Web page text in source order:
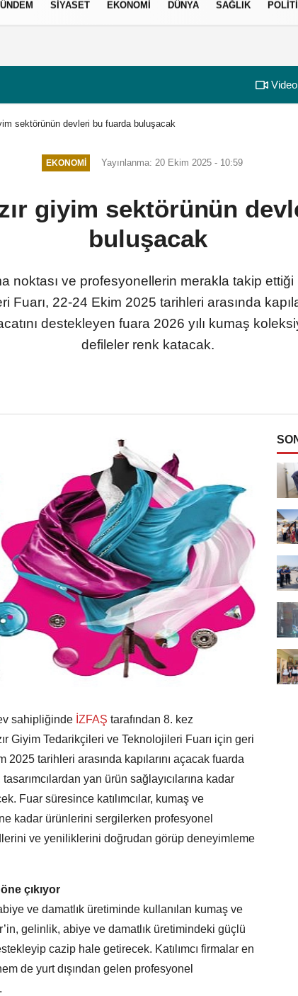
SIYASET EKONOMI DÜNYA SAĞLIK
sektörünün devleri bu fuarda buluşacak
EKONOMI Yayınlanma: 20 Ekim 2025 - 10:59
giyim sektörünün
buluşacak
noktası ve profesyonellerin merakla takip
Fuarı, 22-24 Ekim 2025 tarihleri arasında
destekleyen fuara 2026 yılı kumaş
defileler renk katacak.
sahipliğinde İZFAŞ tarafından 8. kez
Giyim Tedarikçileri ve Teknolojileri Fuarı için geri
2025 tarihleri arasında kapılarını açacak fuarda
yan ürün sağlayıcılarına kadar
Fuar süresince katılımcılar, kumaş ve
kadar ürünlerini sergilerken profesyonel
ve yeniliklerini doğrudan görüp deneyimleme
çıkıyor
ve damatlık üretiminde kullanılan kumaş ve
gelinlik, abiye ve damatlık üretimindeki güçlü
cazip hale getirecek. Katılımcı firmalar en
de yurt dışından gelen profesyonel